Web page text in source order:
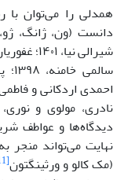
همدلی را می‌توان با
دانست (ون، ژانگ،
سالمی خامنه، ۱۳۹۸؛ پلوپا، کازیمیرچاک و کاراسیویچ
احمدی اردکانی و فاطمی عقدا، ۱۳۹۸؛
دیدگاه‌ها و عواطف
نهایت می‌تواند منجر
(مک کالو و ورثینگتون[11]